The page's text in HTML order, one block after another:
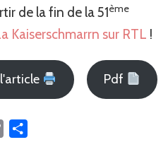
de la fin de la 51ème
Kaiserschmarrn sur RTL !
Pdf
Copy